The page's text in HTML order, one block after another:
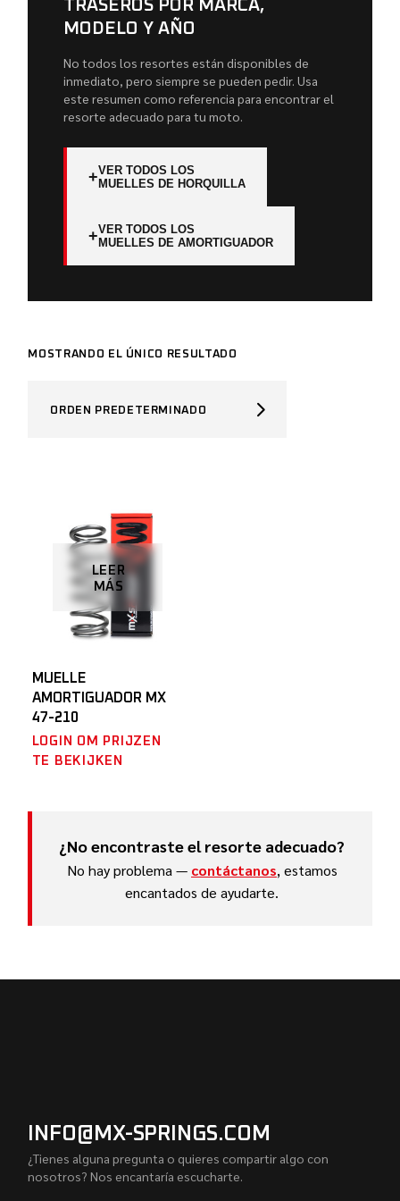
TRASEROS POR MARCA,
MODELO Y AÑO
No todos los resortes están disponibles de
inmediato, pero siempre se pueden pedir. Usa
este resumen como referencia para encontrar el
resorte adecuado para tu moto.
+VER TODOS LOS
MUELLES DE HORQUILLA
+VER TODOS LOS
MUELLES DE AMORTIGUADOR
MOSTRANDO EL ÚNICO RESULTADO
ORDEN PREDETERMINADO
LEER
MÁS
MUELLE
AMORTIGUADOR MX
47-210
LOGIN OM PRIJZEN
TE BEKIJKEN
¿No encontraste el resorte adecuado?
No hay problema — contáctanos, estamos
encantados de ayudarte.
INFO@MX-SPRINGS.COM
¿Tienes alguna pregunta o quieres compartir algo con
nosotros? Nos encantaría escucharte.